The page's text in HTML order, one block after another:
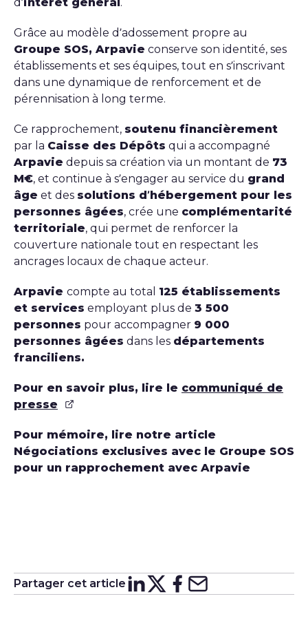
Grâce au modèle d’adossement propre au
Groupe SOS, Arpavie conserve son identité, ses
établissements et ses équipes, tout en s’inscrivant
dans une dynamique de renforcement et de
pérennisation à long terme.
Ce rapprochement, soutenu financièrement
par la Caisse des Dépôts qui a accompagné
Arpavie depuis sa création via un montant de 73
M€, et continue à s’engager au service du grand
âge et des solutions d’hébergement pour les
personnes âgées, crée une complémentarité
territoriale, qui permet de renforcer la
couverture nationale tout en respectant les
ancrages locaux de chaque acteur.
Arpavie compte au total 125 établissements
et services employant plus de 3 500
personnes pour accompagner 9 000
personnes âgées dans les départements
franciliens.
Pour en savoir plus, lire le communiqué de
presse
Pour mémoire, lire notre article
Négociations exclusives avec le Groupe SOS
pour un rapprochement avec Arpavie
Partager cet article Partager sur
Partager surX
Partager
Partager